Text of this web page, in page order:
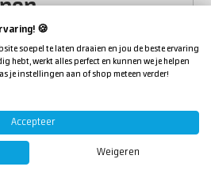
25 kg
3
op een koele en
🍪
soepel te laten draaien en jou de beste ervaring
hebt, werkt alles perfect en kunnen we je helpen
je instellingen aan of shop meteen verder!
Accepteer
Weigeren